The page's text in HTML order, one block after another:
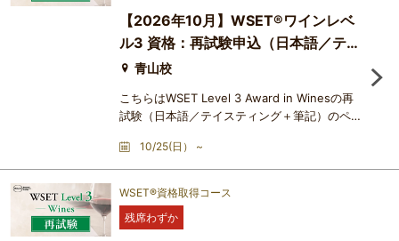
い方向けの中級レ
【2026年10月】​WSET®ワインレベ
ル3 資格：再試験申込（日本語／テイ
スティング+筆記）
青山校
こちらはWSET Level 3 Award in Winesの再
試験（日本語／テイスティング＋筆記）のペー
数のユニット（試飲、選択式筆記、ショートエ
ッセイ）から成り、個別に合否判定がなされま
す。特定のユニットが不合格であったために、
資格取得ができなかった場合、そのユニットの
み再受験することができます。難易度は、筆記
10/25(日） ~
WSET®資格取得コース
残席わずか